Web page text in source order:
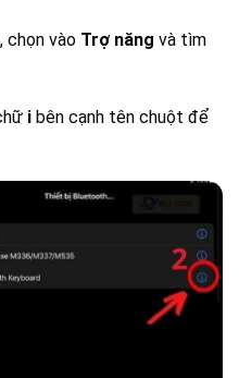
chọn vào Trợ năng và tìm
i bên cạnh tên chuột để